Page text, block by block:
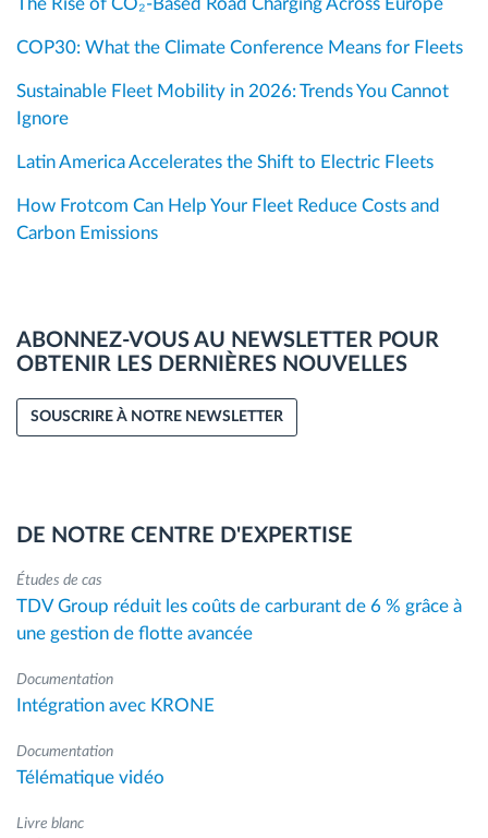
COP30: What the Climate Conference Means for Fleets
Sustainable Fleet Mobility in 2026: Trends You Cannot
Ignore
Latin America Accelerates the Shift to Electric Fleets
How Frotcom Can Help Your Fleet Reduce Costs and
Carbon Emissions
ABONNEZ-VOUS AU NEWSLETTER POUR
OBTENIR LES DERNIÈRES NOUVELLES
SOUSCRIRE À NOTRE NEWSLETTER
DE NOTRE CENTRE D'EXPERTISE
Études de cas
TDV Group réduit les coûts de carburant de 6 % grâce à
une gestion de flotte avancée
Documentation
Intégration avec KRONE
Documentation
Télématique vidéo
Livre blanc